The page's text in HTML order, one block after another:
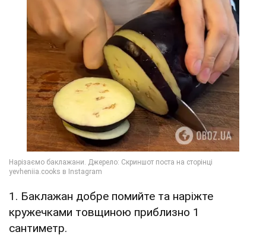
1. Баклажан добре помийте та наріжте
кружечками товщиною приблизно 1
сантиметр.